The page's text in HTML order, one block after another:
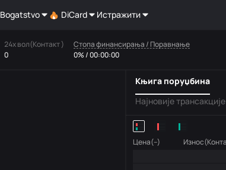
Bogatstvo DiCard Истражити
24х вол(Контакт )
0
Стопа финансирања / Поравнање
0% / 00:00:00
Књига поруџбина
Најновије трансакције
Цена(--)